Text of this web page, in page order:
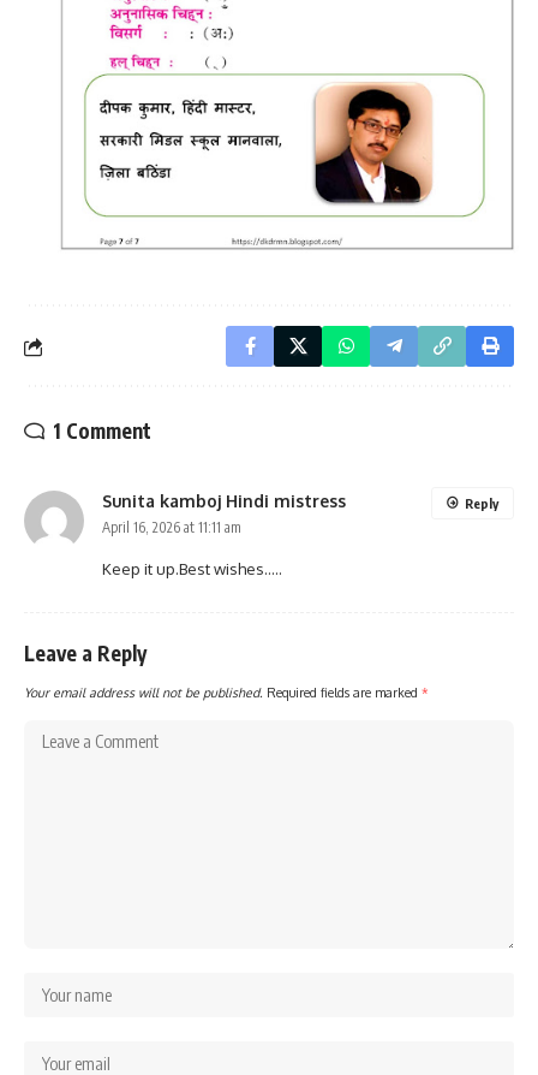
1 Comment
Sunita kamboj Hindi mistress
April 16, 2026 at 11:11 am
Keep it up.Best wishes…..
Reply
Leave a Reply
Your email address will not be published. Required fields are marked *